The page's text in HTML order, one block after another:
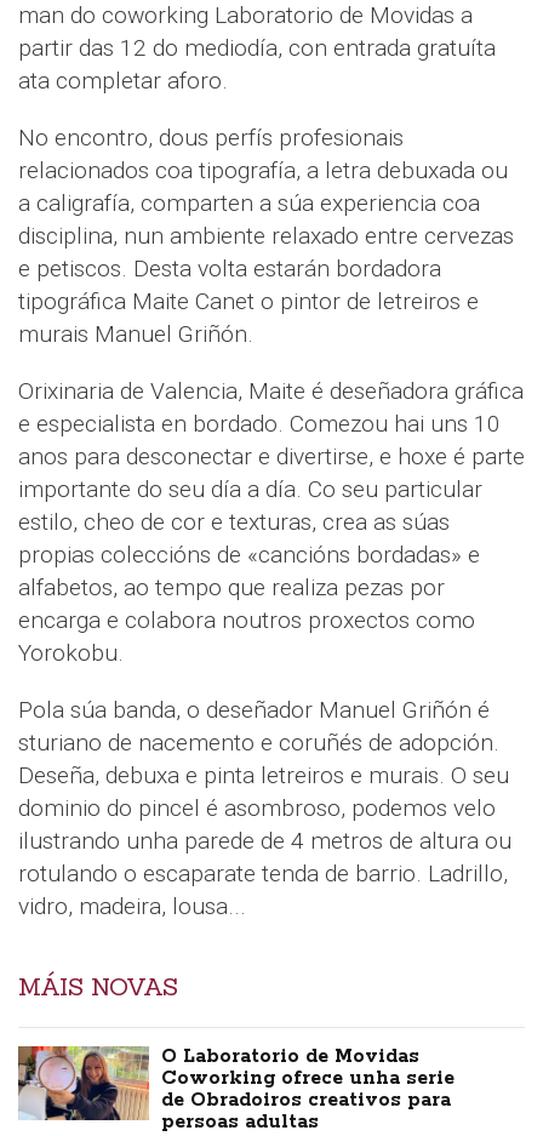
man do coworking Laboratorio de Movidas a
partir das 12 do mediodía, con entrada gratuíta
ata completar aforo.
No encontro, dous perfís profesionais
relacionados coa tipografía, a letra debuxada ou
a caligrafía, comparten a súa experiencia coa
disciplina, nun ambiente relaxado entre cervezas
e petiscos. Desta volta estarán bordadora
tipográfica Maite Canet o pintor de letreiros e
murais Manuel Griñón.
Orixinaria de Valencia, Maite é deseñadora gráfica
e especialista en bordado. Comezou hai uns 10
anos para desconectar e divertirse, e hoxe é parte
importante do seu día a día. Co seu particular
estilo, cheo de cor e texturas, crea as súas
propias coleccións de «cancións bordadas» e
alfabetos, ao tempo que realiza pezas por
encarga e colabora noutros proxectos como
Yorokobu.
Pola súa banda, o deseñador Manuel Griñón é
sturiano de nacemento e coruñés de adopción.
Deseña, debuxa e pinta letreiros e murais. O seu
dominio do pincel é asombroso, podemos velo
ilustrando unha parede de 4 metros de altura ou
rotulando o escaparate tenda de barrio. Ladrillo,
vidro, madeira, lousa...
MÁIS NOVAS
O Laboratorio de Movidas
Coworking ofrece unha serie
de Obradoiros creativos para
persoas adultas